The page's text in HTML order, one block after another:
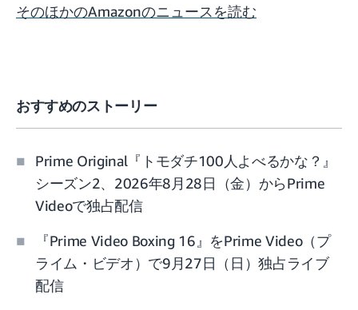
そのほかのAmazonのニュースを読む
おすすめのストーリー
Prime Original『トモダチ100人よべるかな？』
シーズン2、2026年8月28日（金）からPrime
Videoで独占配信
『Prime Video Boxing 16』をPrime Video（プ
ライム・ビデオ）で9月27日（日）独占ライブ
配信